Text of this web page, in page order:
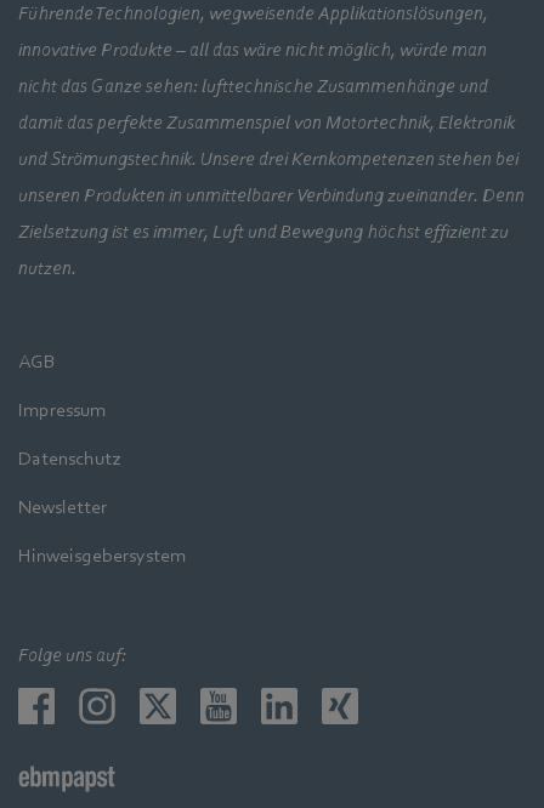
Führende Technologien, wegweisende Applikationslösungen,
innovative Produkte – all das wäre nicht möglich, würde man
nicht das Ganze sehen: lufttechnische Zusammenhänge und
damit das perfekte Zusammenspiel von Motortechnik, Elektronik
und Strömungstechnik. Unsere drei Kernkompetenzen stehen bei
unseren Produkten in unmittelbarer Verbindung zueinander. Denn
Zielsetzung ist es immer, Luft und Bewegung höchst effizient zu
nutzen.
AGB
Impressum
Datenschutz
Newsletter
Hinweisgebersystem
Folge uns auf: